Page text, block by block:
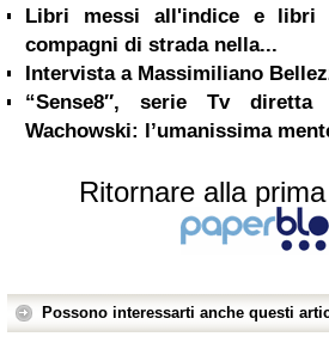
Libri messi all'indice e libri
compagni di strada nella...
Intervista a Massimiliano
“Sense8″, serie Tv
Wachowski: l’umanissima
Ritornare alla
Possono interessarti anche questi